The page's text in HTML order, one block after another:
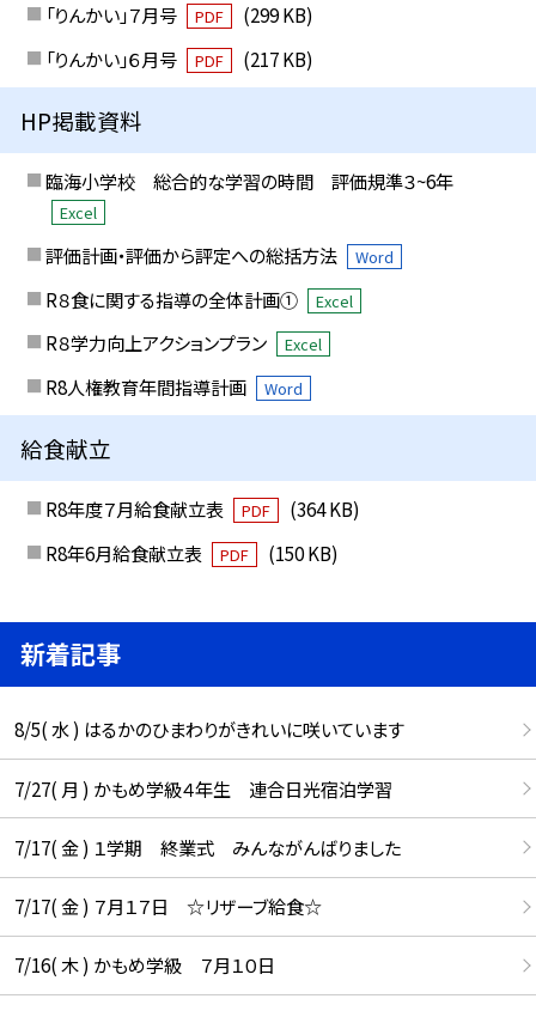
「りんかい」７月号
PDF
(299 KB)
「りんかい」６月号
PDF (217 KB)
HP掲載資料
臨海小学校 総合的な学習の時間 評価規準３~6年
Excel
評価計画・評価から評定への総括方法 Word
R８食に関する指導の全体計画① Excel
R８学力向上アクションプラン Excel
R8人権教育年間指導計画 Word
給食献立
R8年度７月給食献立表 PDF
(364 KB)
R8年6月給食献立表
PDF (150 KB)
新着記事
8/5( 水 ) はるかのひまわりがきれいに咲いています
7/27( 月 ) かもめ学級４年生 連合日光宿泊学習
7/17( 金 ) １学期 終業式 みんながんばりました
7/17( 金 ) ７月１７日 ☆リザーブ給食☆
7/16( 木 ) かもめ学級 ７月１０日